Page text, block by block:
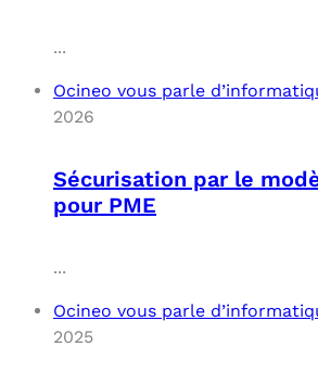
...
Ocineo vous parle
2026
Sécurisation par le
pour PME
...
Ocineo vous parle
2025